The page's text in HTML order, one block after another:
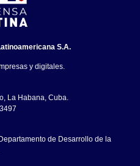
S.A.
y digitales.
La Habana, Cuba.
de Desarrollo de la